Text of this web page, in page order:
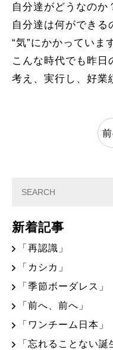
自分達がどうなのか
自分達は何ができる
“気”にかかっていま
こんな時代でも昨日
考え、実行し、好業
新着記事
「再認識」
「カシカ」
「季節ボーダレス」
「前へ、前へ」
「ワンチーム日本」
「忘れることない誕